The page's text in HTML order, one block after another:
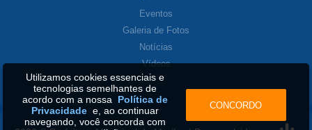
Eventos
Galeria de Fotos
Notícias
Vídeos
Utilizamos cookies essenciais e
tecnologias semelhantes de
acordo com a nossa Política de
Privacidadee, ao continuar
navegando, você concorda com
CONCORDO